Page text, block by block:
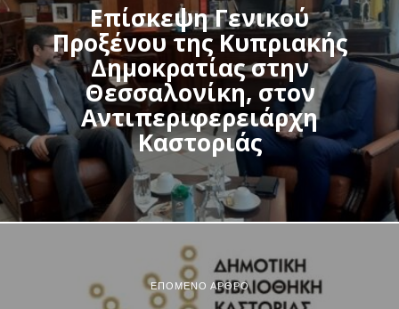
Επίσκεψη Γενικού
Προξένου της Κυπριακής
Δημοκρατίας στην
Θεσσαλονίκη, στον
Αντιπεριφερειάρχη
Καστοριάς
ΕΠΌΜΕΝΟ ΆΡΘΡΟ